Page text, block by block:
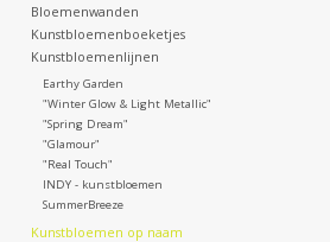
Bloemenwanden
Kunstbloemenboeketjes
Kunstbloemenlijnen
Earthy Garden
"Winter Glow & Light Metallic"
"Spring Dream"
"Glamour"
"Real Touch"
INDY - kunstbloemen
SummerBreeze
Kunstbloemen op naam